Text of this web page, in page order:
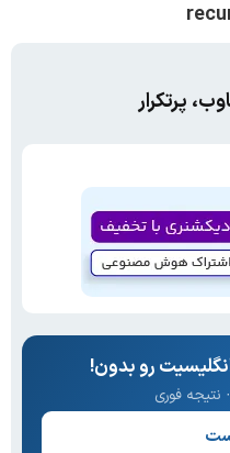
پرتکرار
رو بدون!